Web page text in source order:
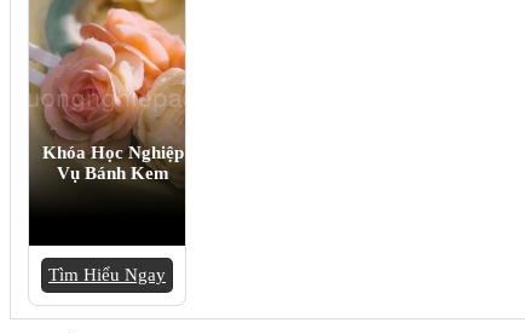
Khóa Học Nghiệp
Vụ Bánh Kem
Tìm Hiểu Ngay